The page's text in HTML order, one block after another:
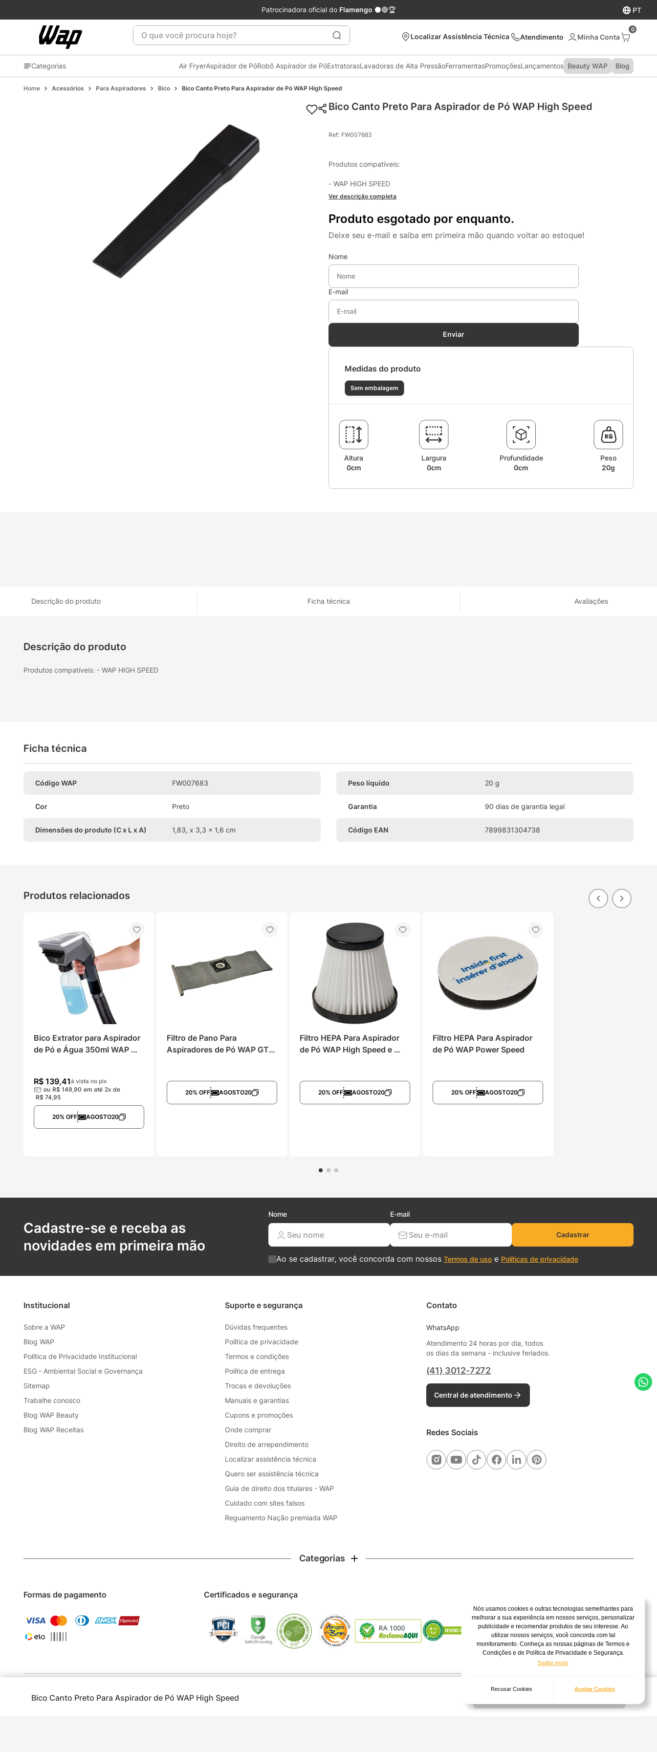
Nós usamos cookies e outras tecnologias semelhantes para
melhorar a sua experiência em nossos serviços, personalizar
publicidade e recomendar produtos de seu interesse. Ao
utilizar nossos serviços, você concorda com tal
monitoramento. Conheça as nossas páginas de Termos e
Condições e de Política de Privacidade e Segurança.
Saiba mais
Recusar Cookies Aceitar Cookies
PT
Patrocinadora oficial do Flamengo ⚫🔴🏆
O que você procura hoje?
Localizar Assistência Técnica Atendimento
0
Categorias Air FryerAspirador de PóRobô Aspirador de PóExtratorasLavadoras de Alta PressãoFerramentasPromoçõesLançamentos Beauty WAP Blog
Acessórios Para Aspiradores Bico Bico Canto Preto Para Aspirador de Pó WAP High Speed
Bico Canto Preto Para Aspirador de Pó WAP High Speed
Ref: FW007683
Produtos compatíveis:
- WAP HIGH SPEED
Ver descrição completa
Produto esgotado por enquanto.
Deixe seu e-mail e saiba em primeira mão quando voltar ao estoque!
Nome
E-mail
Enviar
Medidas do produto
Sem embalagem
Altura
0cm
Largura
0cm
Profundidade
0cm
Peso
20g
Bico Canto Preto Para Aspirador de Pó WAP High Speed
Descrição do produto Ficha técnica Avaliações
Descrição do produto
Produtos compatíveis: - WAP HIGH SPEED
Ficha técnica
Código WAP FW007683 Peso líquido 20 g
Cor Preto Garantia 90 dias de garantia legal
Dimensões do produto (C x L x A) 1,83, x 3,3 x 1,6 cm Código EAN 7899831304738
Produtos relacionados
Bico Extrator para Aspirador
de Pó e Água 350ml WAP
R$ 139,41à vista no pix
ou R$ 149,90 em até 2x de
R$ 74,95
20% OFF AGOSTO20
Filtro de Pano Para
Aspiradores de Pó WAP GTW
20% OFF AGOSTO20
Filtro HEPA Para Aspirador
de Pó WAP High Speed e
20% OFF AGOSTO20
Filtro HEPA Para Aspirador
de Pó WAP Power Speed
20% OFF AGOSTO20
Cadastre-se e receba as
novidades em primeira mão
Nome E-mail
Cadastrar
Ao se cadastrar, você concorda com nossos Termos de usoe Políticas de privacidade
Institucional
Sobre a WAP
Blog WAP
Política de Privacidade Institucional
ESG - Ambiental Social e Governança
Sitemap
Trabalhe conosco
Blog WAP Beauty
Blog WAP Receitas
Suporte e segurança
Dúvidas frequentes
Política de privacidade
Termos e condições
Política de entrega
Trocas e devoluções
Manuais e garantias
Cupons e promoções
Onde comprar
Direito de arrependimento
Localizar assistência técnica
Quero ser assistência técnica
Guia de direito dos titulares - WAP
Cuidado com sites falsos
Reguamento Nação premiada WAP
Contato
WhatsApp
Atendimento 24 horas por dia, todos
os dias da semana - inclusive feriados.
(41) 3012-7272
Central de atendimento
Redes Sociais
Categorias
Formas de pagamento Certificados e segurança
Todos os direitos reservados © 2025 - WW COMÉRCIO ELETRÔNICO LTDA - CNPJ 54.169.135/0001-04